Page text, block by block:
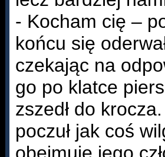
- Kocham cię –
końcu się
czekając na
go po klatce
zszedł do
poczuł jak coś